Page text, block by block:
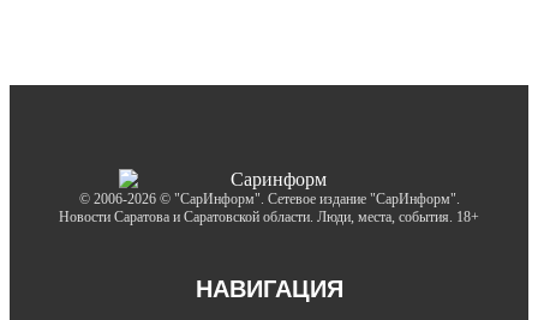
© 2006-2026 © "СарИнформ". Сетевое издание "СарИнформ".
Новости Саратова и Саратовской области. Люди, места, события. 18+
НАВИГАЦИЯ